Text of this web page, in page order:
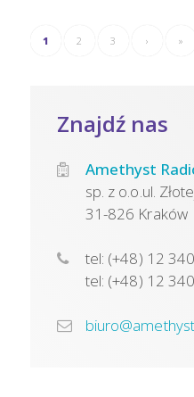
1 2 3 › »
Znajdź nas
Amethyst
sp. z o.o.ul.
31-826 Kraków
tel: (+48) 12
tel: (+48) 12